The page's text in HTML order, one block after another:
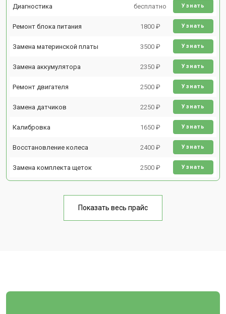
Диагностика бесплатно Узнать
Ремонт блока питания 1800 ₽ Узнать
Замена материнской платы 3500 ₽ Узнать
Замена аккумулятора 2350 ₽ Узнать
Ремонт двигателя 2500 ₽ Узнать
Замена датчиков 2250 ₽ Узнать
Калибровка 1650 ₽ Узнать
Восстановление колеса 2400 ₽ Узнать
Замена комплекта щеток 2500 ₽ Узнать
Показать весь прайс